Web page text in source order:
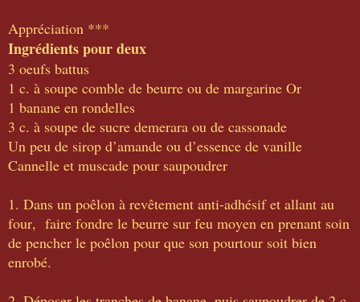
Appréciation ***
Ingrédients pour deux
3 oeufs battus
1 c. à soupe comble de beurre ou de margarine Or
1 banane en rondelles
3 c. à soupe de sucre demerara ou de cassonade
Un peu de sirop d’amande ou d’essence de vanille
Cannelle et muscade pour saupoudrer
1. Dans un poêlon à revêtement anti-adhésif et allant au
four, faire fondre le beurre sur feu moyen en prenant soin
de pencher le poêlon pour que son pourtour soit bien
enrobé.